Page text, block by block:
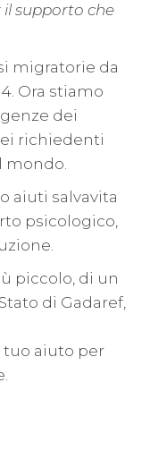
il supporto che
migratorie da
Ora stiamo
dei
richiedenti
mondo.
aiuti salvavita
psicologico,
piccolo, di un
di Gadaref,
aiuto per